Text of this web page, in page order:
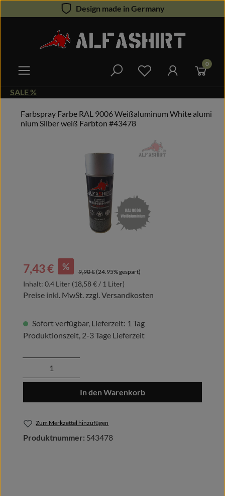
Zum Hauptinhalt springenDesign made in Germany
Du hast 0 0
SALE %
Farbspray Farbe RAL 9006 Weißaluminum White alumi
nium Silber weiß Farbton #43478
Verkaufspreis:
7,43 € % Regulärer Preis:
9,90 € (24.95% gespart)
Inhalt: 0.4 Liter (18,58 € / 1 Liter)
Preise inkl. MwSt. zzgl. Versandkosten
Sofort verfügbar, Lieferzeit: 1 Tag
Produktionszeit, 2-3 Tage Lieferzeit
Produkt Anzahl: Gib den gewünschten
In den Warenkorb
Zum Merkzettel hinzufügen
Produktnummer: S43478